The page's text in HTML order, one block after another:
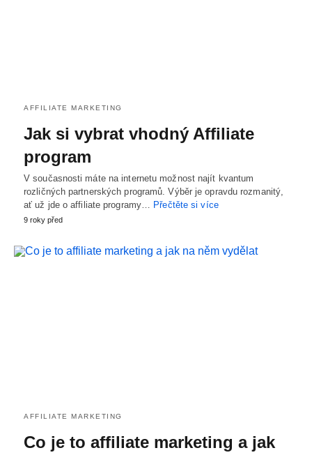
AFFILIATE MARKETING
Jak si vybrat vhodný Affiliate
program
V současnosti máte na internetu možnost najít kvantum
rozličných partnerských programů. Výběr je opravdu rozmanitý,
ať už jde o affiliate programy… Přečtěte si více
9 roky před
AFFILIATE MARKETING
Co je to affiliate marketing a jak